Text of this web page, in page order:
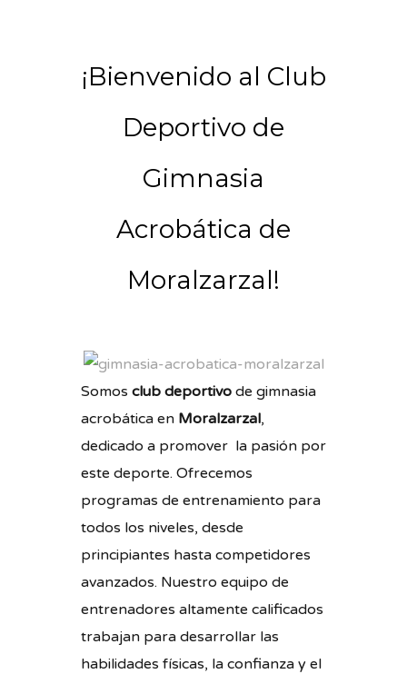
¡Bienvenido al Club
Deportivo de
Gimnasia
Acrobática de
Moralzarzal!
Somos club deportivo de gimnasia
acrobática en Moralzarzal,
dedicado a promover la pasión por
este deporte. Ofrecemos
programas de entrenamiento para
todos los niveles, desde
principiantes hasta competidores
avanzados. Nuestro equipo de
entrenadores altamente calificados
trabajan para desarrollar las
habilidades físicas, la confianza y el